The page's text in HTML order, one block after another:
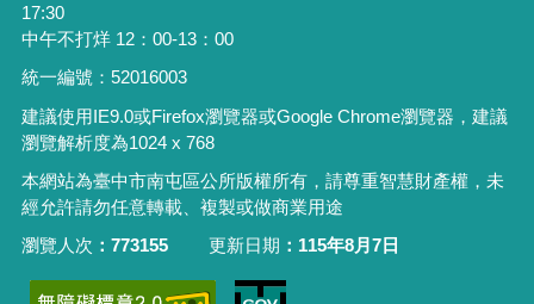
17:30
中午不打烊 12：00-13：00
統一編號：52016003
建議使用IE9.0或Firefox瀏覽器或Google Chrome瀏覽器，建議
瀏覽解析度為1024 x 768
本網站為臺中市南屯區公所版權所有，請尊重智慧財產權，未
經允許請勿任意轉載、複製或做商業用途
瀏覽人次
773155 更新日期 115年8月7日